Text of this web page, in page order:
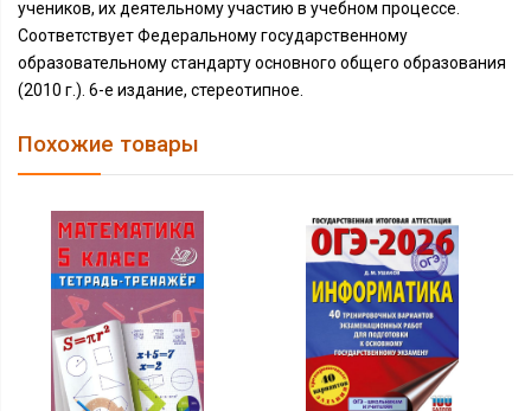
учеников, их деятельному участию в учебном процессе.
Соответствует Федеральному государственному
образовательному стандарту основного общего образования
(2010 г.). 6-е издание, стереотипное.
Похожие товары